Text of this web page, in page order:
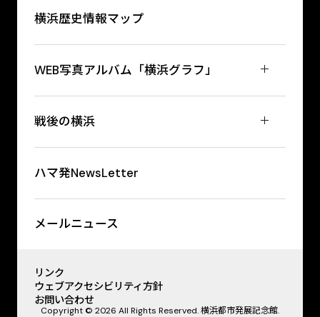
横浜歴史情報マップ
WEB写真アルバム「横浜グラフ」
戦後の横浜
ハマ発NewsLetter
メールニュース
リンク
ウェブアクセシビリティ方針
お問い合わせ
Copyright © 2026 All Rights Reserved. 横浜都市発展記念館.